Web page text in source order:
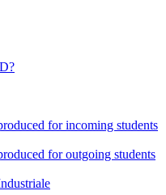
for incoming students
for outgoing students